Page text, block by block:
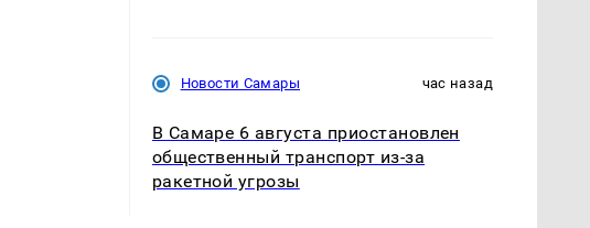
Новости Самары час назад
В Самаре 6 августа приостановлен
общественный транспорт из-за
ракетной угрозы